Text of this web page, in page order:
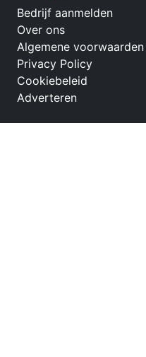
Bedrijf aanmelden
Over ons
Algemene voorwaarden
Privacy Policy
Cookiebeleid
Adverteren